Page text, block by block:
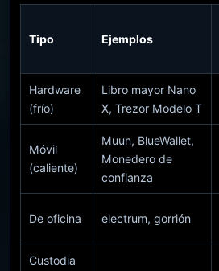
Tipo Ejemplos
Hardware
(frío)
Libro mayor Nano
X, Trezor Modelo T
Móvil
(caliente)
Muun, BlueWallet,
Monedero de
confianza
De oficina electrum, gorrión
Custodia